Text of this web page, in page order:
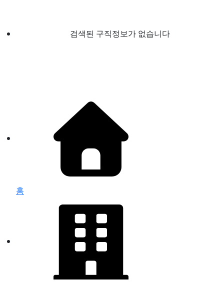
검색된 구직정보가 없습니다
홈